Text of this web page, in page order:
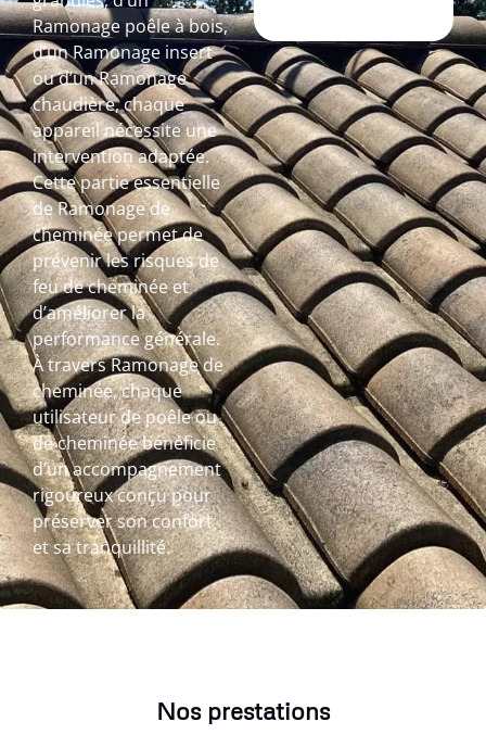
Ramonage poêle à bois,
d’un Ramonage insert
ou d’un Ramonage
chaudière, chaque
appareil nécessite une
intervention adaptée.
Cette partie essentielle
de Ramonage de
cheminée permet de
prévenir les risques de
feu de cheminée et
d’améliorer la
performance générale.
À travers Ramonage de
cheminée, chaque
utilisateur de poêle ou
de cheminée bénéficie
d’un accompagnement
rigoureux conçu pour
préserver son confort
et sa tranquillité.
Nos prestations